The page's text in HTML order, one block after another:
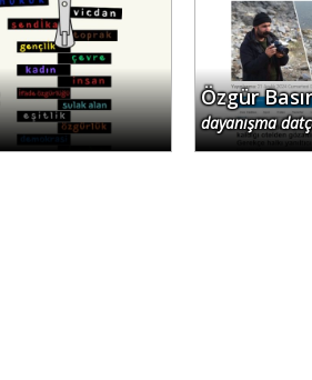
Özgür
dayanışma